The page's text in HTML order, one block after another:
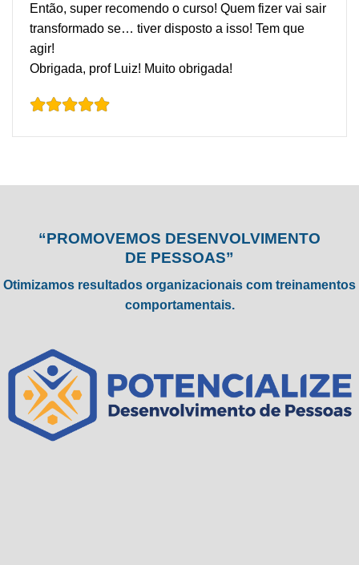
Então, super recomendo o curso! Quem fizer vai sair
transformado se… tiver disposto a isso! Tem que
agir!
Obrigada, prof Luiz! Muito obrigada!
“PROMOVEMOS DESENVOLVIMENTO
DE PESSOAS”
Otimizamos resultados organizacionais com treinamentos
comportamentais.